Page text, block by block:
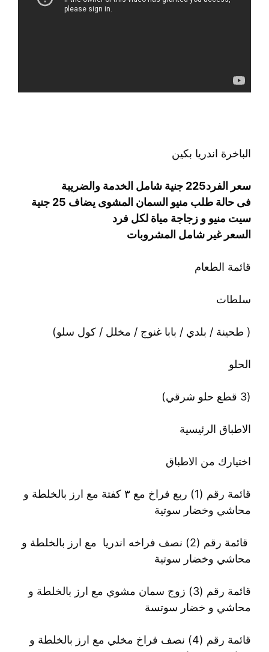
الباخرة اندريا بكين ⁦
سعر الفرد225 جنية شامل الخدمة والضريبة
فى حالة طلب منيو السمان المشوى يضاف 25 جنية
سيت منيو و زجاجة مياة لكل فرد
السعر غير شامل المشروبات
قائمة الطعام
سلطات
( طحينة / بلدي / بابا غنوج / مخلل / كول سلو)
الحلو
(3 قطع حلو شرقي)
الاطباق الرئيسية
اختيارك من الاطباق
قائمة رقم (1) ⁩ربع فراخ مع ٣ كفتة مع ارز بالخلطة و
محاشي وخضار سوتية
⁩ قائمة رقم (2) نصف فراخه اندريا مع ارز بالخلطة و
محاشي وخضار سوتية
قائمة رقم (3) زوج سمان مشوي مع ارز بالخلطة و
محاشي و خضار سوتسة
قائمة رقم (4) نصف فراخ مخلي مع ارز بالخلطة و